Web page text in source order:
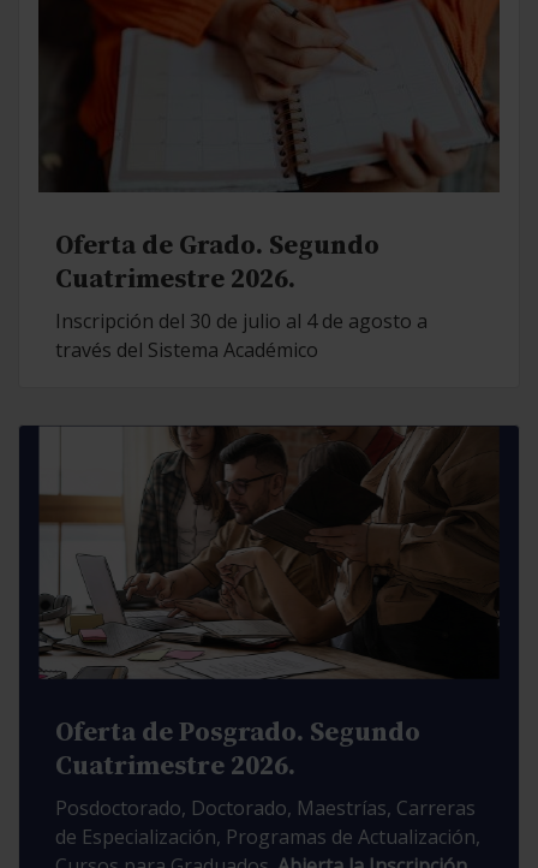
Oferta de Grado. Segundo
Cuatrimestre 2026.
Inscripción del 30 de julio al 4 de agosto a
través del Sistema Académico
Oferta de Posgrado. Segundo
Cuatrimestre 2026.
Posdoctorado, Doctorado, Maestrías, Carreras
de Especialización, Programas de Actualización,